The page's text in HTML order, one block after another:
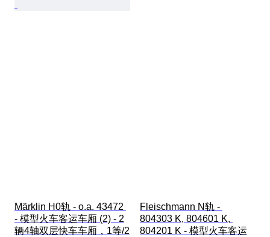
Märklin H0轨 - o.a. 43472
- 模型火车客运车厢 (2) - 2
辆4轴双层快车车厢，1等/2
Fleischmann N轨 -
804303 K, 804601 K,
804201 K - 模型火车客运